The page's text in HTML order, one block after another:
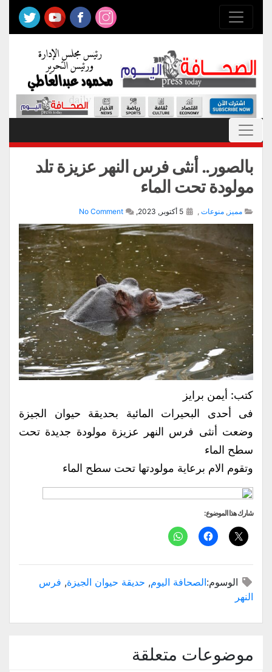
بالصور.. أنثى فرس النهر عزيزة تلد
مولودة تحت الماء
مميز , منوعات ,
No Comment
كتب: أيمن برايز
فى أحدى البحيرات المائية بحديقة حيوان الجيزة
وضعت أنثى فرس النهر عزيزة مولودة جديدة تحت
سطح الماء
وتقوم الام برعاية مولودتها تحت سطح الماء
شارك هذا الموضوع:
الوسوم:الصحافة اليوم, حديقة حيوان الجيزة, فرس
النهر
موضوعات متعلقة